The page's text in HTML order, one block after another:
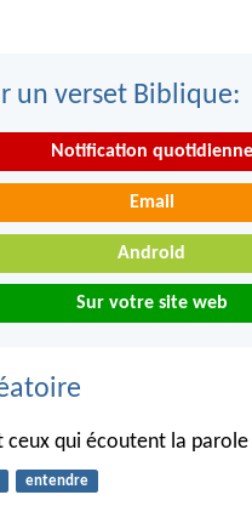
un verset Biblique:
Notification quotidienne
Email
Android
Sur votre site web
ceux qui écoutent la
entendre